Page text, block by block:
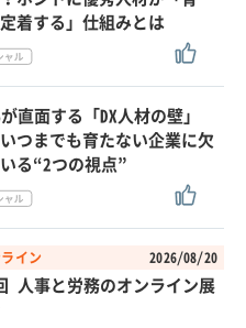
着する」仕組みとは
直面する「DX人材の壁」
つまでも育たない企業に欠
る“2つの視点”
イン 2026/08/20
人事と労務のオンライン展